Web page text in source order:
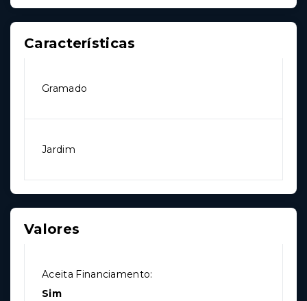
Características
Gramado
Jardim
Valores
Aceita Financiamento:
Sim